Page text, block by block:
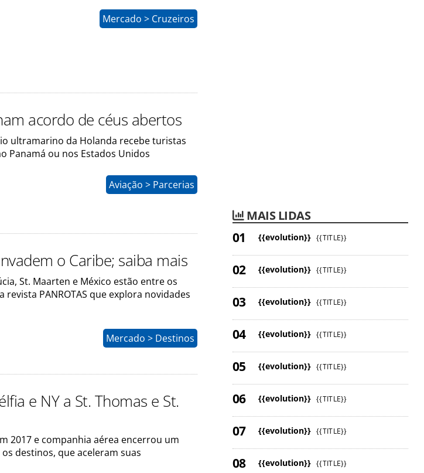
Mercado > Cruzeiros
acordo de céus abertos
ultramarino da Holanda recebe turistas
Panamá ou nos Estados Unidos
Aviação > Parcerias
o Caribe; saiba mais
St. Maarten e México estão entre os
PANROTAS que explora novidades
Mercado > Destinos
e NY a St. Thomas e St.
2017 e companhia aérea encerrou um
destinos, que aceleram suas
MAIS LIDAS
{{evolution}} {{TITLE}}
{{evolution}} {{TITLE}}
{{evolution}} {{TITLE}}
{{evolution}} {{TITLE}}
{{evolution}} {{TITLE}}
{{evolution}} {{TITLE}}
{{evolution}} {{TITLE}}
{{evolution}} {{TITLE}}